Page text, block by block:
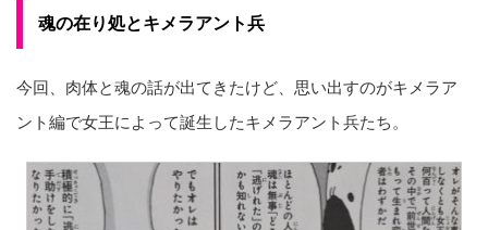
魂の在り処とキメラアント兵
今回、肉体と魂の話が出てきたけど、思い出すのがキメラア
ント編で女王によって誕生したキメラアント兵たち。